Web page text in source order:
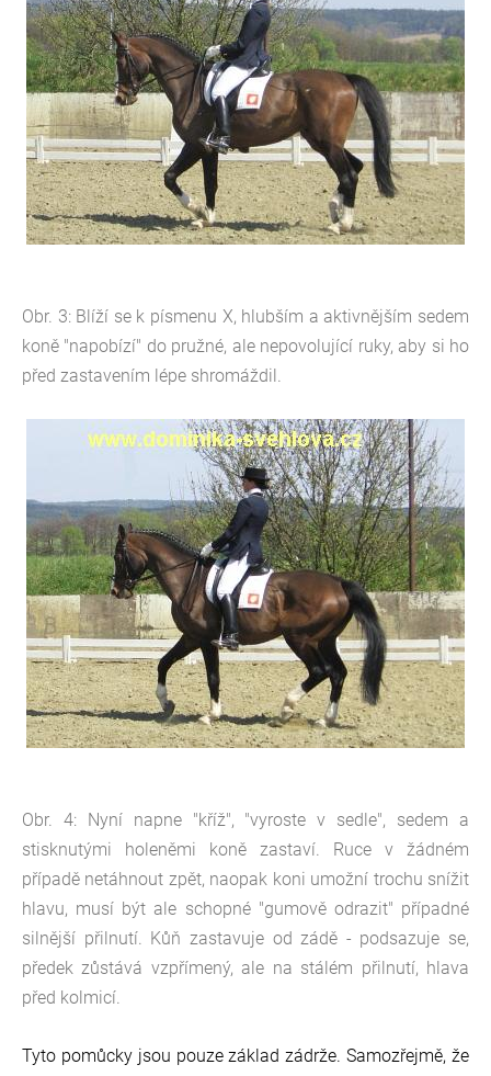
Obr. 3: Blíží se k písmenu X, hlubším a aktivnějším sedem
koně "napobízí" do pružné, ale nepovolující ruky, aby si ho
před zastavením lépe shromáždil.
Obr. 4: Nyní napne "kříž", "vyroste v sedle", sedem a
stisknutými holeněmi koně zastaví. Ruce v žádném
případě netáhnout zpět, naopak koni umožní trochu snížit
hlavu, musí být ale schopné "gumově odrazit" případné
silnější přilnutí. Kůň zastavuje od zádě - podsazuje se,
předek zůstává vzpřímený, ale na stálém přilnutí, hlava
před kolmicí.
Tyto pomůcky jsou pouze základ zádrže. Samozřejmě, že